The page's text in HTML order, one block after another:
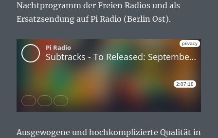
Nachtprogramm der Freien Radios und als
Ersatzsendung auf Pi Radio (Berlin Ost).
Ausgewogene und hochkomplizierte Qualität in